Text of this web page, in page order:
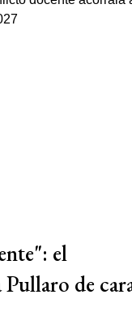
el
de